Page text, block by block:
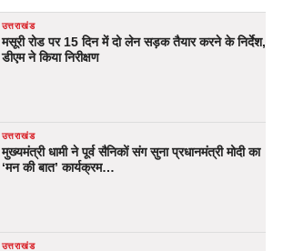
उत्तराखंड
मसूरी रोड पर 15 दिन में दो लेन सड़क तैयार करने के निर्देश,
डीएम ने किया निरीक्षण
उत्तराखंड
मुख्यमंत्री धामी ने पूर्व सैनिकों संग सुना प्रधानमंत्री मोदी का
‘मन की बात’ कार्यक्रम…
उत्तराखंड